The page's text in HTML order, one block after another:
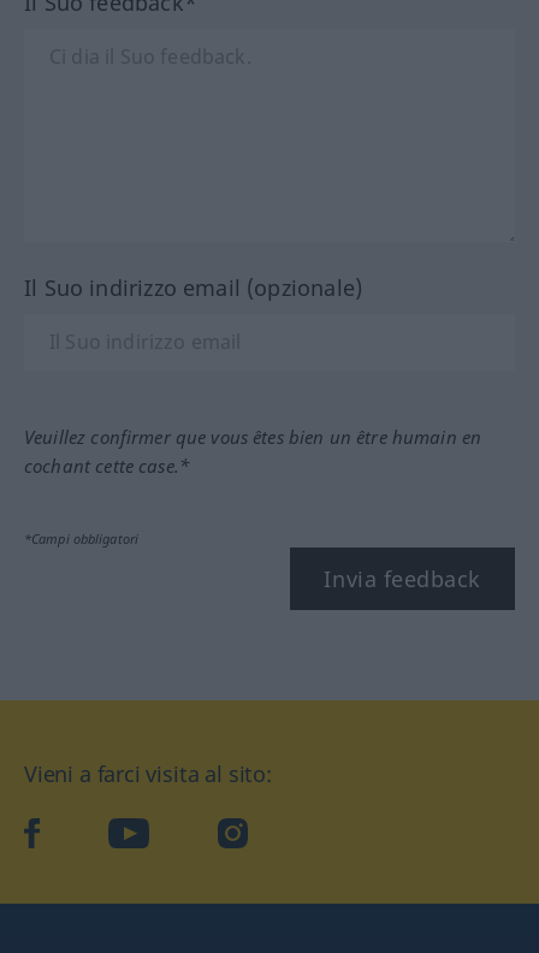
Il Suo indirizzo email (opzionale)
Veuillez confirmer que vous êtes bien un être humain en
cochant cette case.*
*Campi obbligatori
Invia feedback
Vieni a farci visita al sito:
facebook YouTube Instagram